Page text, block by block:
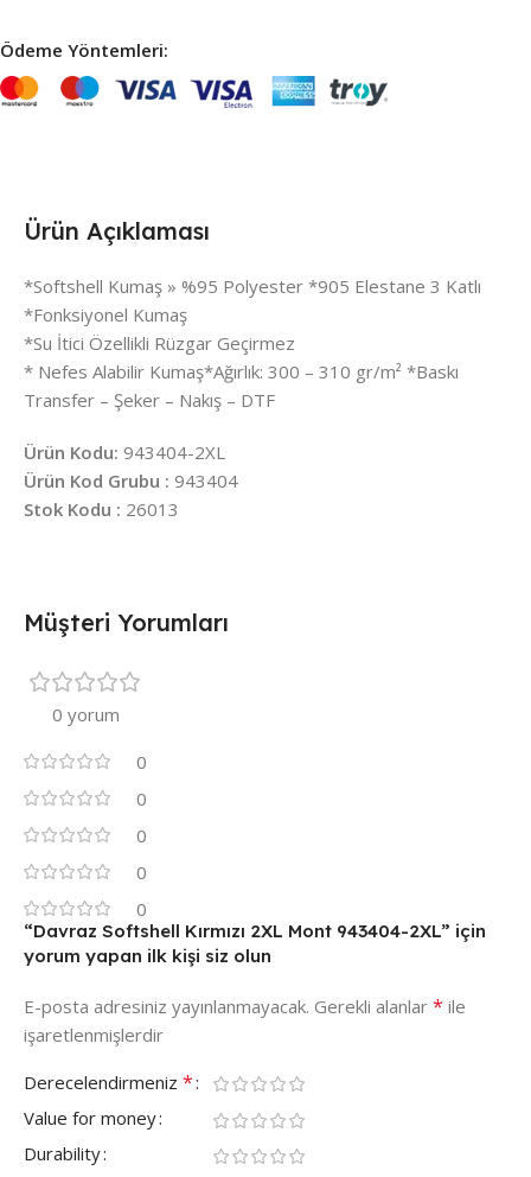
Ödeme Yöntemleri:
Ürün Açıklaması
*Softshell Kumaş » %95 Polyester *905 Elestane 3 Katlı
*Fonksiyonel Kumaş
*Su İtici Özellikli Rüzgar Geçirmez
* Nefes Alabilir Kumaş*Ağırlık: 300 – 310 gr/m² *Baskı
Transfer – Şeker – Nakış – DTF
Ürün Kodu: 943404-2XL
Ürün Kod Grubu : 943404
Stok Kodu : 26013
Müşteri Yorumları
0 yorum
0
0
0
0
0
“Davraz Softshell Kırmızı 2XL Mont 943404-2XL” için
yorum yapan ilk kişi siz olun
E-posta adresiniz yayınlanmayacak. Gerekli alanlar * ile
işaretlenmişlerdir
Derecelendirmeniz *
Value for money
Durability